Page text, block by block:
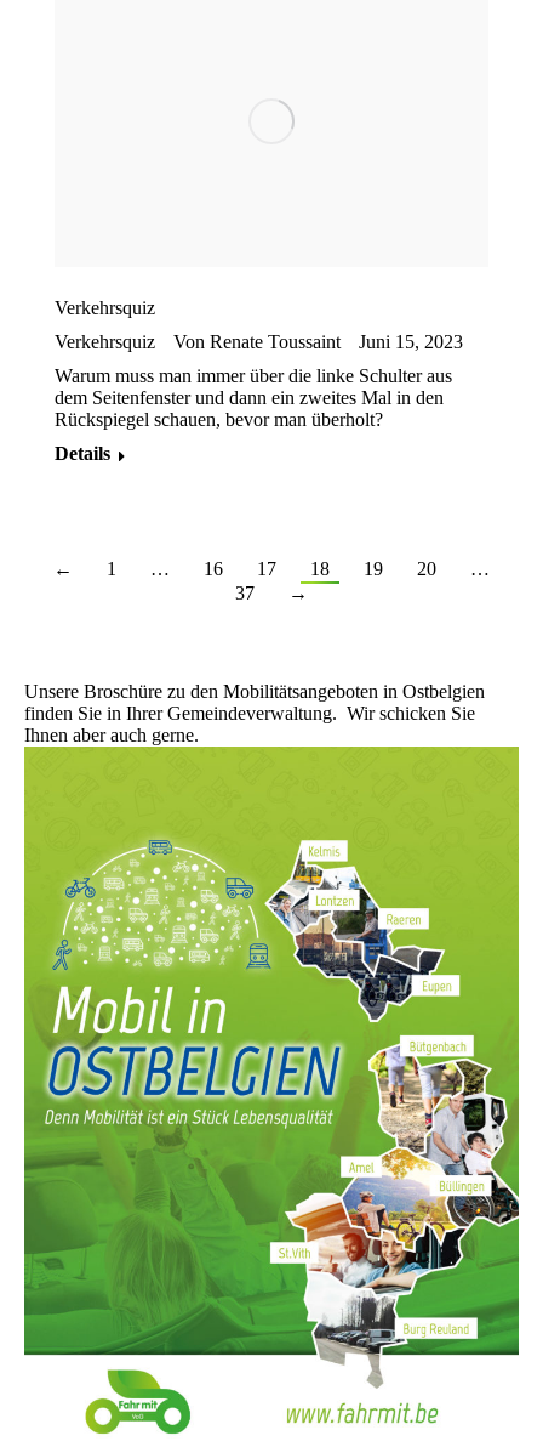
Verkehrsquiz
Verkehrsquiz
Von Renate Toussaint
Juni 15, 2023
Warum muss man immer über die linke Schulter aus
dem Seitenfenster und dann ein zweites Mal in den
Rückspiegel schauen, bevor man überholt?
Details
← 1 … 16 17 18 19 20
…
37
→
Unsere Broschüre zu den Mobilitätsangeboten in Ostbelgien
finden Sie in Ihrer Gemeindeverwaltung. Wir schicken Sie
Ihnen aber auch gerne.